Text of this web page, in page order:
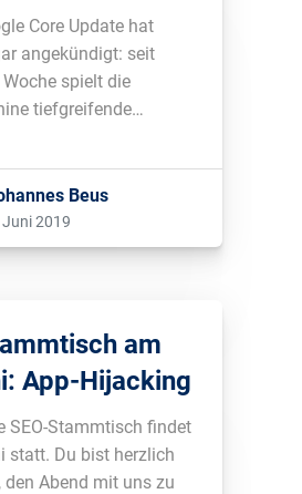
& News-
Core Update hat
angekündigt: seit
spielt die
tiefgreifende
sehen wir die
in den
Mehr dazu in
Beus
Juni 2019
am
App-Hijacking
SEO-Stammtisch findet
statt. Du bist herzlich
den Abend mit uns zu